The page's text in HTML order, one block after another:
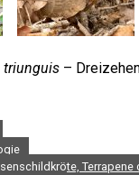
triunguis –
Terrapene